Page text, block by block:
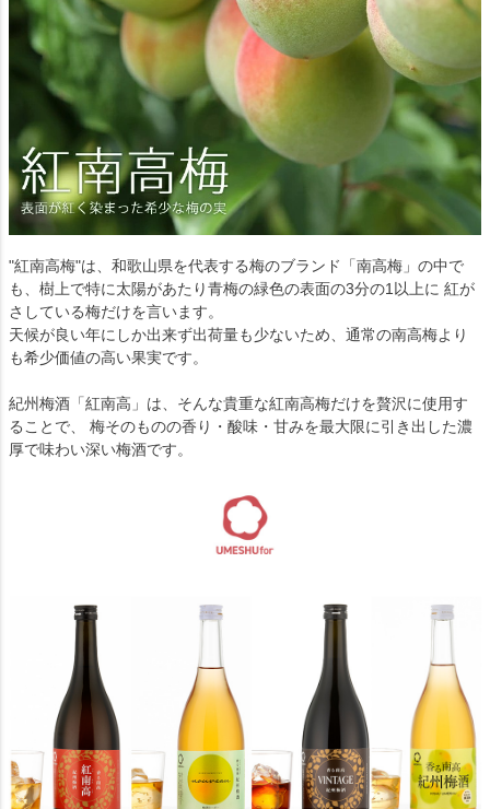
"紅南高梅"は、和歌山県を代表する梅のブランド「南高梅」の中で
も、樹上で特に太陽があたり青梅の緑色の表面の3分の1以上に 紅が
さしている梅だけを言います。
天候が良い年にしか出来ず出荷量も少ないため、通常の南高梅より
も希少価値の高い果実です。
紀州梅酒「紅南高」は、そんな貴重な紅南高梅だけを贅沢に使用す
ることで、 梅そのものの香り・酸味・甘みを最大限に引き出した濃
厚で味わい深い梅酒です。